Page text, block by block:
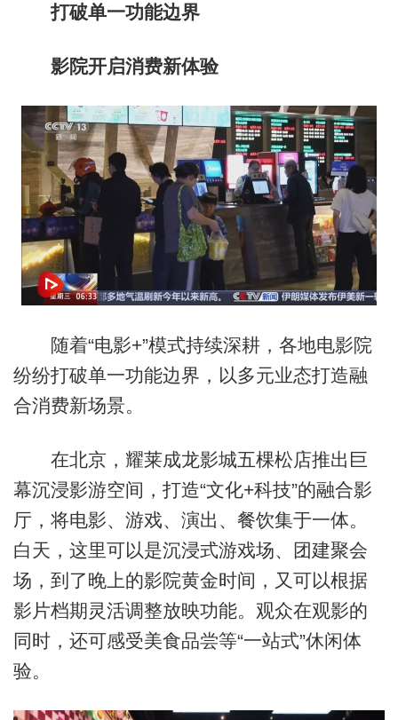
打破单一功能边界
影院开启消费新体验
随着“电影+”模式持续深耕，各地电影院
纷纷打破单一功能边界，以多元业态打造融
合消费新场景。
在北京，耀莱成龙影城五棵松店推出巨
幕沉浸影游空间，打造“文化+科技”的融合影
厅，将电影、游戏、演出、餐饮集于一体。
白天，这里可以是沉浸式游戏场、团建聚会
场，到了晚上的影院黄金时间，又可以根据
影片档期灵活调整放映功能。观众在观影的
同时，还可感受美食品尝等“一站式”休闲体
验。